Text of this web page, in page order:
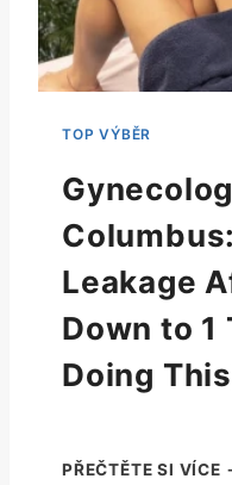
Leakage
Down to 1
Doing